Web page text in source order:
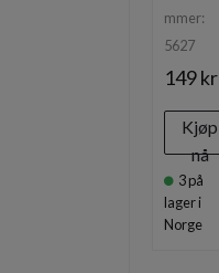
mmer:
5627
149 kr
Kjøp
nå
3på
lager i
Norge